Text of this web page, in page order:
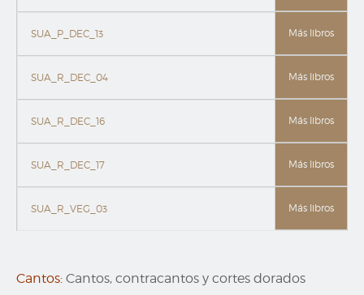
SUA_P_DEC_13 Más libros
SUA_R_DEC_04 Más libros
SUA_R_DEC_16 Más libros
SUA_R_DEC_17 Más libros
SUA_R_VEG_03 Más libros
Cantos: Cantos, contracantos y cortes dorados